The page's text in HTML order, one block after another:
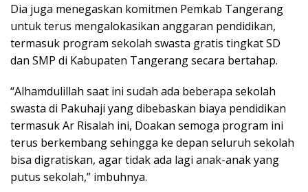
Dia juga menegaskan komitmen Pemkab Tangerang
untuk terus mengalokasikan anggaran pendidikan,
termasuk program sekolah swasta gratis tingkat SD
dan SMP di Kabupaten Tangerang secara bertahap.
“Alhamdulillah saat ini sudah ada beberapa sekolah
swasta di Pakuhaji yang dibebaskan biaya pendidikan
termasuk Ar Risalah ini, Doakan semoga program ini
terus berkembang sehingga ke depan seluruh sekolah
bisa digratiskan, agar tidak ada lagi anak-anak yang
putus sekolah,” imbuhnya.